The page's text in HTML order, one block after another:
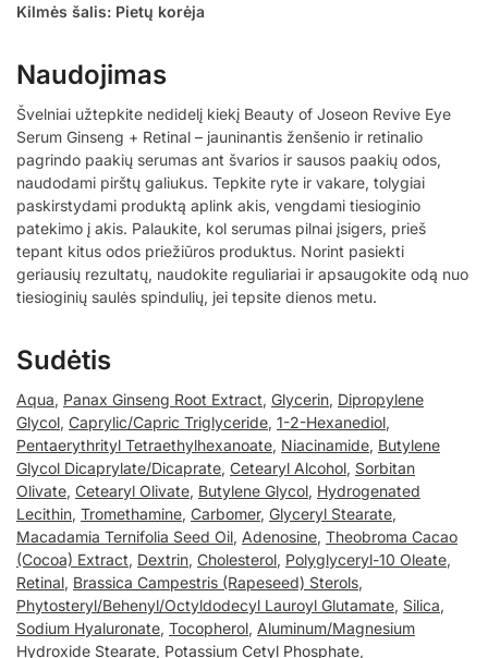
Kilmės šalis: Pietų korėja
Naudojimas
Švelniai užtepkite nedidelį kiekį Beauty of Joseon Revive Eye
Serum Ginseng + Retinal – jauninantis ženšenio ir retinalio
pagrindo paakių serumas ant švarios ir sausos paakių odos,
naudodami pirštų galiukus. Tepkite ryte ir vakare, tolygiai
paskirstydami produktą aplink akis, vengdami tiesioginio
patekimo į akis. Palaukite, kol serumas pilnai įsigers, prieš
tepant kitus odos priežiūros produktus. Norint pasiekti
geriausių rezultatų, naudokite reguliariai ir apsaugokite odą nuo
tiesioginių saulės spindulių, jei tepsite dienos metu.
Sudėtis
Aqua, Panax Ginseng Root Extract, Glycerin, Dipropylene
Glycol, Caprylic/Capric Triglyceride, 1-2-Hexanediol,
Pentaerythrityl Tetraethylhexanoate, Niacinamide, Butylene
Glycol Dicaprylate/Dicaprate, Cetearyl Alcohol, Sorbitan
Olivate, Cetearyl Olivate, Butylene Glycol, Hydrogenated
Lecithin, Tromethamine, Carbomer, Glyceryl Stearate,
Macadamia Ternifolia Seed Oil, Adenosine, Theobroma Cacao
(Cocoa) Extract, Dextrin, Cholesterol, Polyglyceryl-10 Oleate,
Retinal, Brassica Campestris (Rapeseed) Sterols,
Phytosteryl/Behenyl/Octyldodecyl Lauroyl Glutamate, Silica,
Sodium Hyaluronate, Tocopherol, Aluminum/Magnesium
Hydroxide Stearate, Potassium Cetyl Phosphate,